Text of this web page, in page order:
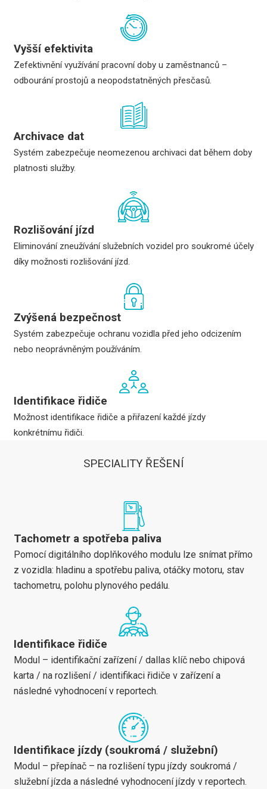
Vyšší efektivita
Zefektivnění využívání pracovní doby u zaměstnanců –
odbourání prostojů a neopodstatněných přesčasů.
Archivace dat
Systém zabezpečuje neomezenou archivaci dat během doby
platnosti služby.
Rozlišování jízd
Eliminování zneužívání služebních vozidel pro soukromé účely
díky možnosti rozlišování jízd.
Zvýšená bezpečnost
Systém zabezpečuje ochranu vozidla před jeho odcizením
nebo neoprávněným používáním.
Identifikace řidiče
Možnost identifikace řidiče a přiřazení každé jízdy
konkrétnímu řidiči.
SPECIALITY ŘEŠENÍ
Tachometr a spotřeba paliva
Pomocí digitálního doplňkového modulu lze snímat přímo
z vozidla: hladinu a spotřebu paliva, otáčky motoru, stav
tachometru, polohu plynového pedálu.
Identifikace řidiče
Modul – identifikační zařízení / dallas klíč nebo chipová
karta / na rozlišení / identifikaci řidiče v zařízení a
následné vyhodnocení v reportech.
Identifikace jízdy (soukromá / služební)
Modul – přepínač – na rozlišení typu jízdy soukromá /
služební jízda a následné vyhodnocení jízdy v reportech.